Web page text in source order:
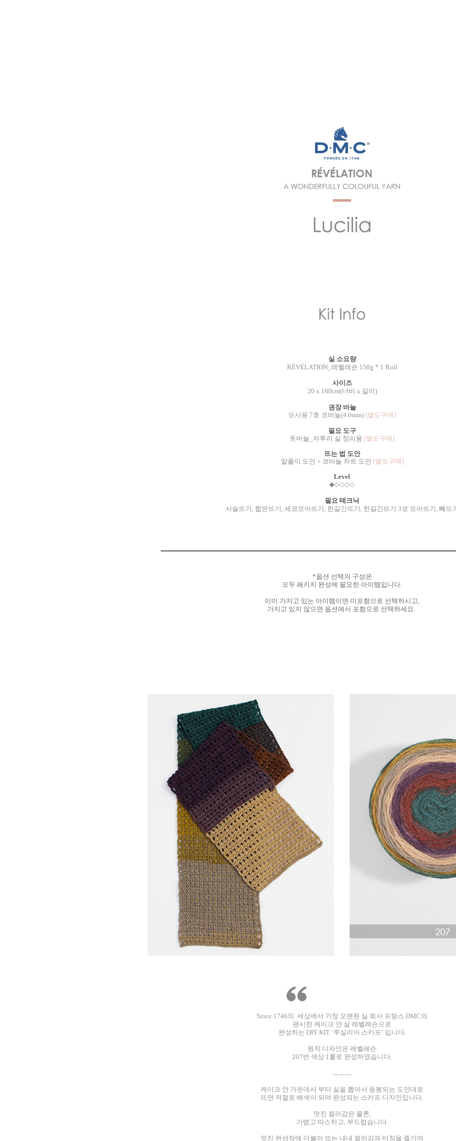
실 소요량
RÉVÉLATION_레벨레숀 150g * 1 Roll
사이즈
20 x 160cm(너비 x 길이)
권장 바늘
모사용 7호 코바늘(4.0mm) [별도구매]
필요 도구
돗바늘_자투리 실 정리용 [별도구매]
뜨는 법 도안
말풀이 도안 + 코바늘 차트 도안 [별도구매]
Level
◆◇◇◇◇
필요 테크닉
사슬뜨기, 짧은뜨기, 세코모아뜨기, 한길긴뜨기, 한길긴뜨기 3코 모아뜨기, 빼뜨
*옵션 선택의 구성은
모두 패키지 완성에 필요한 아이템입니다.
이미 가지고 있는 아이템이면 미포함으로 선택하시고,
가지고 있지 않으면 옵션에서 포함으로 선택하세요.
Since 1746의 세상에서 가장 오랜된 실 회사 프랑스 DMC의
팬시한 케이크 얀 실 레벨레숀으로
완성하는 DIY KIT ‘루실리아 스카프’ 입니다.
원작 디자인은 레벨레숀
207번 색상 1롤로 완성하였습니다.
ㅡㅡㅡ
케이크 얀 가운데서 부터 실을 뽑아서 동봉되는 도안대로
뜨면 저절로 배색이 되며 완성되는 스카프 디자인입니다.
멋진 컬러감은 물론,
가볍고 따스하고, 부드럽습니다.
멋진 완성작에 더불어 뜨는 내내 컬러감과 터칭을 즐기며